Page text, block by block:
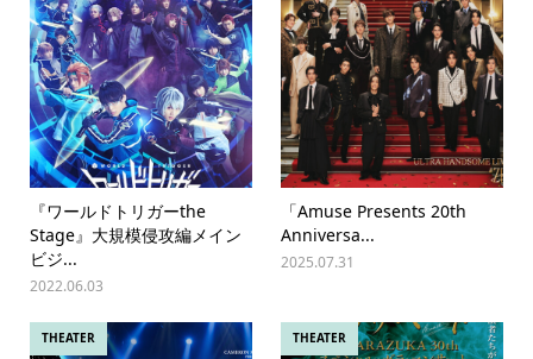
『ワールドトリガーthe
Stage』大規模侵攻編メイン
ビジ...
2022.06.03
「Amuse Presents 20th
Anniversa...
2025.07.31
THEATER THEATER